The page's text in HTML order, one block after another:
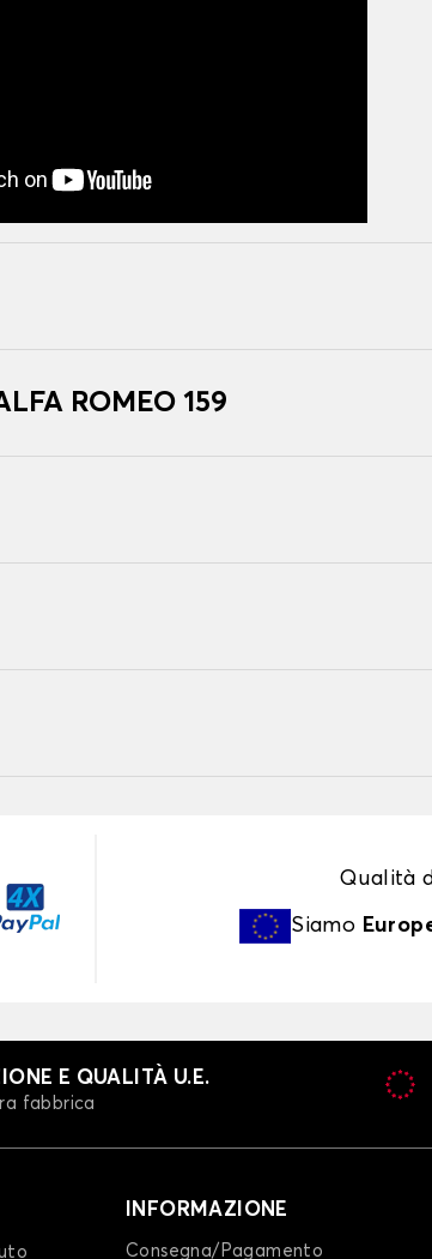
ROMEO 159
Qualità
Siamo
E QUALITÀ U.E.
fabbrica
INFORMAZIONE
Consegna/Pagamento